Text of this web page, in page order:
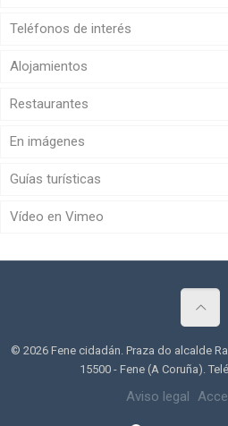
Teléfonos de interés
Alojamientos
Restaurantes
En imágenes
Guías turísticas
Vídeo en Vimeo
© 2026 Fene cidadán. Praza do alcalde
15500 - Fene (A Coruña).
Aviso legal